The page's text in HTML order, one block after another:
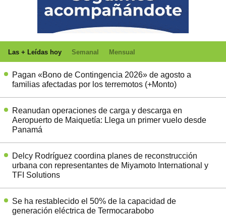
Las + Leídas hoy Semanal Mensual
Pagan «Bono de Contingencia 2026» de agosto a
familias afectadas por los terremotos (+Monto)
Reanudan operaciones de carga y descarga en
Aeropuerto de Maiquetía: Llega un primer vuelo desde
Panamá
Delcy Rodríguez coordina planes de reconstrucción
urbana con representantes de Miyamoto International y
TFI Solutions
Se ha restablecido el 50% de la capacidad de
generación eléctrica de Termocarabobo